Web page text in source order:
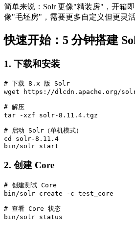
简单来说：Solr 更像"精装房"，开箱即
像"毛坯房"，需要更多自定义但更灵活
快速开始：5 分钟搭建
1. 下载和安装
# 下载 8.x 版 Solr
wget https://dlcdn.apache.org/
# 解压
tar -xzf solr-8.11.4.tgz
# 启动 Solr（单机模式）
cd solr-8.11.4
bin/solr start
2. 创建 Core
# 创建测试 Core
bin/solr create -c test_core
# 查看 Core 状态
bin/solr status